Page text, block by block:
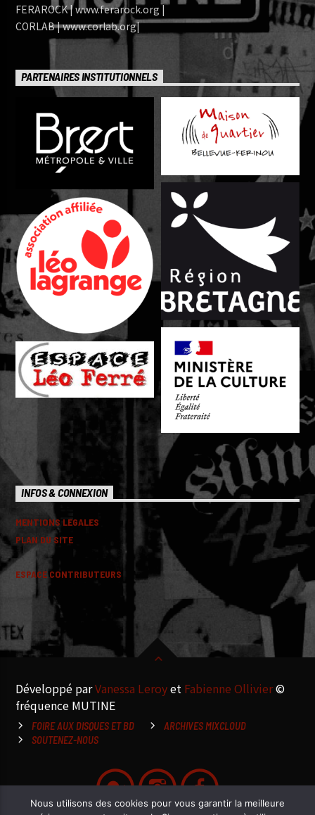
FERAROCK | www.ferarock.org |
CORLAB | www.corlab.org|
PARTENAIRES INSTITUTIONNELS
INFOS & CONNEXION
MENTIONS LEGALES
PLAN DU SITE
ESPACE CONTRIBUTEURS
Développé parVanessa Leroyet Fabienne Ollivier©
fréquence MUTINE
FOIRE AUX DISQUES ET BD
ARCHIVES MIXCLOUD
SOUTENEZ-NOUS
Nous utilisons des cookies pour vous garantir la meilleure